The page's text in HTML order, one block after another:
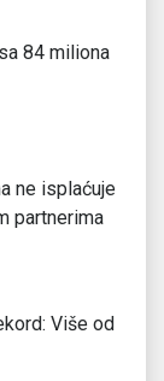
84 miliona
ne isplaćuje
partnerima
Više od